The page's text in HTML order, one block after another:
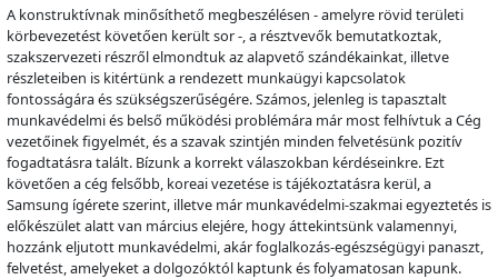
A konstruktívnak minősíthető megbeszélésen - amelyre rövid területi
körbevezetést követően került sor -, a résztvevők bemutatkoztak,
szakszervezeti részről elmondtuk az alapvető szándékainkat, illetve
részleteiben is kitértünk a rendezett munkaügyi kapcsolatok
fontosságára és szükségszerűségére. Számos, jelenleg is tapasztalt
munkavédelmi és belső működési problémára már most felhívtuk a Cég
vezetőinek figyelmét, és a szavak szintjén minden felvetésünk pozitív
fogadtatásra talált. Bízunk a korrekt válaszokban kérdéseinkre. Ezt
követően a cég felsőbb, koreai vezetése is tájékoztatásra kerül, a
Samsung ígérete szerint, illetve már munkavédelmi-szakmai egyeztetés is
előkészület alatt van március elejére, hogy áttekintsünk valamennyi,
hozzánk eljutott munkavédelmi, akár foglalkozás-egészségügyi panaszt,
felvetést, amelyeket a dolgozóktól kaptunk és folyamatosan kapunk.